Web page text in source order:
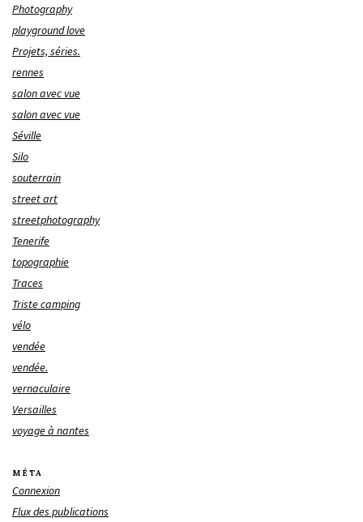
Photography
playground love
Projets, séries.
rennes
salon avec vue
salon avec vue
Séville
Silo
souterrain
street art
streetphotography
Tenerife
topographie
Traces
Triste camping
vélo
vendée
vendée.
vernaculaire
Versailles
voyage à nantes
MÉTA
Connexion
Flux des publications